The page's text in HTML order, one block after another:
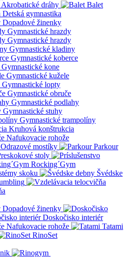
Akrobatické dráhy
Balet
Detská gymnastika
Dopadové žinenky
Gymnastické hrazdy
Gymnastické hrazdy
Gymnastické kladiny
Gymnastické koberce
Gymnastické kone
Gymnastické kužele
Gymnastické lopty
Gymnastické obruče
Gymnastické podlahy
Gymnastické stuhy
Gymnastické trampolíny
Kruhová konštrukcia
Nafukovacie rohože
Odrazové mostíky
Parkour
stoly
Rocking´Gym
skoku
Švédske
Dopadové žinenky
Doskočisko interiér
Nafukovacie rohože
Tatami
RinoSet